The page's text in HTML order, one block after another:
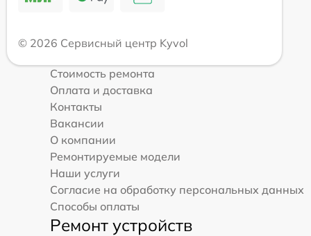
© 2026 Сервисный центр Kyvol
Стоимость ремонта
Оплата и доставка
Контакты
Вакансии
О компании
Ремонтируемые модели
Наши услуги
Согласие на обработку персональных данных
Способы оплаты
Ремонт устройств